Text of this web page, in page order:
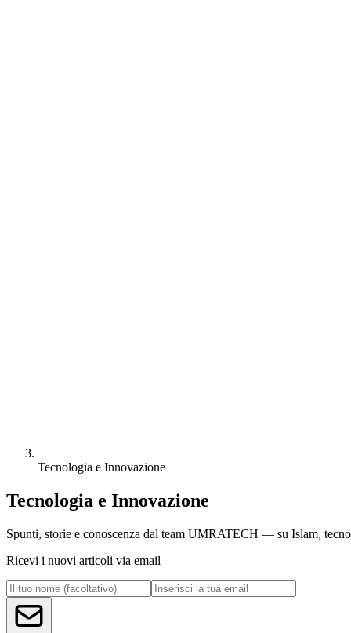
Tecnologia e Innovazione
Tecnologia e Innovazione
Spunti, storie e conoscenza dal team UMRATECH — su Islam,
Ricevi i nuovi articoli via email